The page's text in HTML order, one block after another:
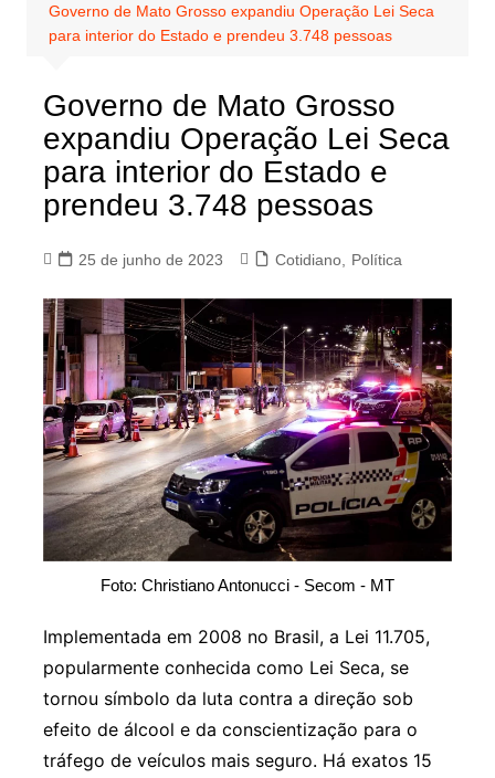
Governo de Mato Grosso expandiu Operação Lei Seca
para interior do Estado e prendeu 3.748 pessoas
Governo de Mato Grosso
expandiu Operação Lei Seca
para interior do Estado e
prendeu 3.748 pessoas
25 de junho de 2023 Cotidiano, Política
Foto: Christiano Antonucci - Secom - MT
Implementada em 2008 no Brasil, a Lei 11.705,
popularmente conhecida como Lei Seca, se
tornou símbolo da luta contra a direção sob
efeito de álcool e da conscientização para o
tráfego de veículos mais seguro. Há exatos 15